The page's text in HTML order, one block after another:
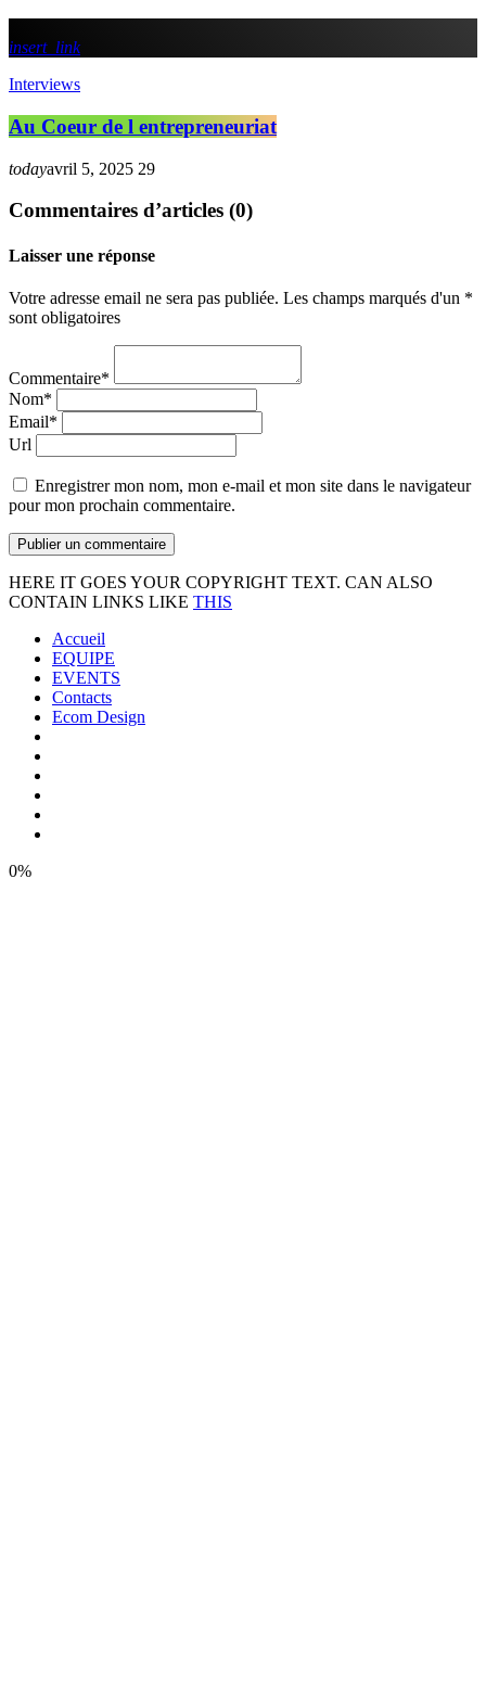
insert_link
Interviews
Au Coeur de l entrepreneuriat
todayavril 5, 2025 29
Commentaires d’articles (0)
Laisser une réponse
Votre adresse email ne sera pas publiée. Les champs marqués d'un *
sont obligatoires
Commentaire*
Nom*
Email*
Url
Enregistrer mon nom, mon e-mail et mon site dans le navigateur
pour mon prochain commentaire.
HERE IT GOES YOUR COPYRIGHT TEXT. CAN ALSO
CONTAIN LINKS LIKE THIS
Accueil
EQUIPE
EVENTS
Contacts
Ecom Design
0%